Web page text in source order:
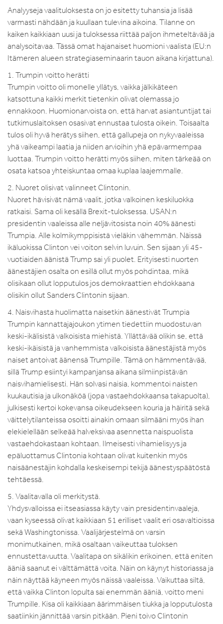
Analyyseja vaalituloksesta on jo esitetty tuhansia ja lisää
varmasti nähdään ja kuullaan tulevina aikoina. Tilanne on
kaiken kaikkiaan uusi ja tuloksessa riittää paljon ihmeteltävää ja
analysoitavaa. Tässä omat hajanaiset huomioni vaalista (EU:n
Itämeren alueen strategiaseminaarin tauon aikana kirjattuna).
1. Trumpin voitto herätti
Trumpin voitto oli monelle yllätys, vaikka jälkikäteen
katsottuna kaikki merkit tietenkin olivat olemassa jo
ennakkoon. Huomionarvoista on, että harvat asiantuntijat tai
tutkimuslaitoksen osasivat ennustaa tulosta oikein. Toisaalta
tulos oli hyvä herätys siihen, että gallupeja on nykyvaaleissa
yhä vaikeampi laatia ja niiden arvioihin yhä epävarmempaa
luottaa. Trumpin voitto herätti myös siihen, miten tärkeää on
osata katsoa yhteiskuntaa omaa kuplaa laajemmalle.
2. Nuoret olisivat valinneet Clintonin.
Nuoret hävisivät nämä vaalit, jotka valkoinen keskiluokka
ratkaisi. Sama oli kesällä Brexit-tuloksessa. USAN:n
presidentin vaaleissa alle neljävitosista noin 40% äänesti
Trumpia. Alle kolmikymppisistä vieläkin vähemmän. Näissä
ikäluokissa Clinton vei voiton selvin luvuin. Sen sijaan yli 45-
vuotiaiden äänistä Trump sai yli puolet. Erityisesti nuorten
äänestäjien osalta on esillä ollut myös pohdintaa, mikä
olisikaan ollut lopputulos jos demokraattien ehdokkaana
olisikin ollut Sanders Clintonin sijaan.
4. Naisvihasta huolimatta naisetkin äänestivät Trumpia
Trumpin kannattajajoukon ytimen tiedettiin muodostuvan
keski-ikälisistä valkoisista miehistä. Yllättävää olikin se, että
keski-ikäisistä ja vanhemmista valkoisista äänestäjistä myös
naiset antoivat äänensä Trumpille. Tämä on hämmentävää,
sillä Trump esiintyi kampanjansa aikana silmiinpistävän
naisvihamielisesti. Hän solvasi naisia, kommentoi naisten
kuukautisia ja ulkonäköä (jopa vastaehdokkaansa takapuolta),
julkisesti kertoi kokevansa oikeudekseen kouria ja häiritä sekä
väittelytilanteissa osoitti ainakin omaan silmääni myös ihan
elekielellään selkeää halveksivaa asennetta naispuolista
vastaehdokastaan kohtaan. Ilmeisesti vihamielisyys ja
epäluottamus Clintonia kohtaan olivat kuitenkin myös
naisäänestäjin kohdalla keskeisempi tekijä äänestyspäätöstä
tehtäessä.
5. Vaalitavalla oli merkitystä.
Yhdysvalloissa ei itseasiassa käyty vain presidentinvaaleja,
vaan kyseessä olivat kaikkiaan 51 erilliset vaalit eri osavaltioissa
sekä Washingtonissa. Vaalijärjestelmä on varsin
monimutkainen, mikä osaltaan vaikeuttaa tuloksen
ennustettavuutta. Vaalitapa on sikälikin erikoinen, että eniten
ääniä saanut ei välttämättä voita. Näin on käynyt historiassa ja
näin näyttää käyneen myös näissä vaaleissa. Vaikuttaa siltä,
että vaikka Clinton lopulta sai enemmän ääniä, voitto meni
Trumpille. Kisa oli kaikkiaan äärimmäisen tiukka ja lopputulosta
saatiinkin jännittää varsin pitkään. Pieni toivo Clintonin